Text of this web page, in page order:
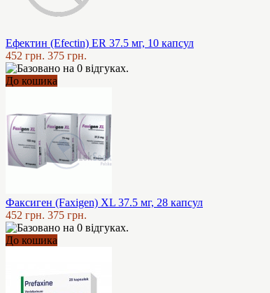
Ефектин (Efectin) ER 37.5 мг, 10 капсул
452 грн. 375 грн.
До кошика
Факсиген (Faxigen) XL 37.5 мг, 28 капсул
452 грн. 375 грн.
До кошика